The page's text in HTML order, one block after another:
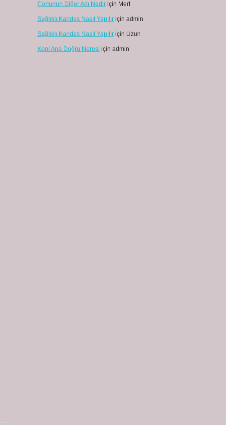
Çorlunun Diğer Adı Nediriçin Mert
Sağlıklı Karides Nasıl Yapılıriçin admin
Sağlıklı Karides Nasıl Yapılıriçin Uzun
Koni Ana Doğru Neresi için admin